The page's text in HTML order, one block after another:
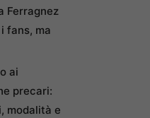
Ferragnez
fans, ma
ai
precari:
modalità e